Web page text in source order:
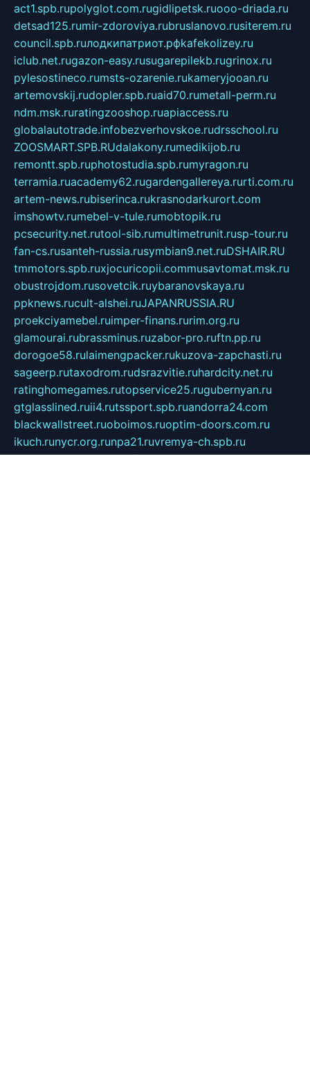
act1.spb.rupolyglot.com.rugidlipetsk.ruooo-driada.ru
detsad125.rumir-zdoroviya.rubruslanovo.rusiterem.ru
council.spb.ruлодкипатриот.рфkafekolizey.ru
iclub.net.rugazon-easy.rusugarepilekb.rugrinox.ru
pylesostineco.rumsts-ozarenie.rukameryjooan.ru
artemovskij.rudopler.spb.ruaid70.rumetall-perm.ru
ndm.msk.ruratingzooshop.ruapiaccess.ru
globalautotrade.infobezverhovskoe.rudrsschool.ru
ZOOSMART.SPB.RUdalakony.rumedikijob.ru
remontt.spb.ruphotostudia.spb.rumyragon.ru
terramia.ruacademy62.rugardengallereya.rurti.com.ru
artem-news.rubiserinca.rukrasnodarkurort.com
imshowtv.rumebel-v-tule.rumobtopik.ru
pcsecurity.net.rutool-sib.rumultimetrunit.rusp-tour.ru
fan-cs.rusanteh-russia.rusymbian9.net.ruDSHAIR.RU
tmmotors.spb.ruxjocuricopii.commusavtomat.msk.ru
obustrojdom.rusovetcik.ruybaranovskaya.ru
ppknews.rucult-alshei.ruJAPANRUSSIA.RU
proekciyamebel.ruimper-finans.rurim.org.ru
glamourai.rubrassminus.ruzabor-pro.ruftn.pp.ru
dorogoe58.rulaimengpacker.rukuzova-zapchasti.ru
sageerp.rutaxodrom.rudsrazvitie.ruhardcity.net.ru
ratinghomegames.rutopservice25.rugubernyan.ru
gtglasslined.ruii4.rutssport.spb.ruandorra24.com
blackwallstreet.ruoboimos.ruoptim-doors.com.ru
ikuch.runycr.org.runpa21.ruvremya-ch.spb.ru
desert000.ruivtorgi.ruifiori.rucatalog-statei.ru